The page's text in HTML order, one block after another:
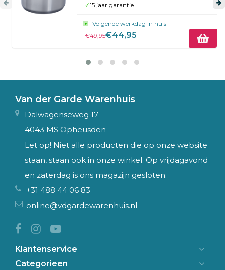
✓15 jaar garantie
Volgende werkdag in huis
€49,95€44,95
Van der Garde Warenhuis
Dalwagenseweg 17
4043 MS Opheusden
Let op! Niet alle producten die op onze website
staan, staan ook in onze winkel. Op vrijdagavond
en zaterdag is ons magazijn gesloten.
+31 488 44 06 83
online@vdgardewarenhuis.nl
Klantenservice
Categorieen